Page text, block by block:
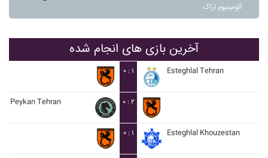
آلومينيوم اراک
آخرین بازی های انجام شده
۰ : ۱ Esteghlal Tehran
Peykan Tehran ۰ : ۲
۰ : ۱ Esteghlal Khouzestan